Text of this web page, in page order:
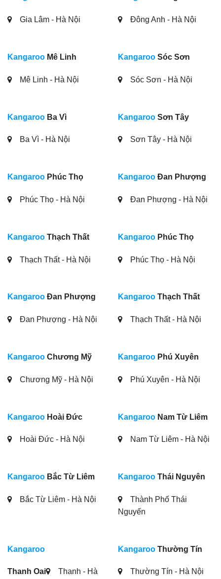
Gia Lâm - Hà Nội Đông Anh - Hà Nội
Kangaroo Mê Linh
Mê Linh - Hà Nội
Kangaroo Sóc Sơn
Sóc Sơn - Hà Nội
Kangaroo Ba Vì
Ba Vì - Hà Nội
Kangaroo Sơn Tây
Sơn Tây - Hà Nội
Kangaroo Phúc Thọ
Phúc Thọ - Hà Nội
Kangaroo Đan Phượng
Đan Phượng - Hà Nội
Kangaroo Thạch Thất
Thạch Thất - Hà Nội
Kangaroo Phúc Thọ
Phúc Thọ - Hà Nội
Kangaroo Đan Phượng
Đan Phượng - Hà Nội
Kangaroo Thạch Thất
Thạch Thất - Hà Nội
Kangaroo Chương Mỹ
Chương Mỹ - Hà Nội
Kangaroo Phú Xuyên
Phú Xuyên - Hà Nội
Kangaroo Hoài Đức
Hoài Đức - Hà Nội
Kangaroo Nam Từ Liêm
Nam Từ Liêm - Hà Nội
Kangaroo Bắc Từ Liêm
Bắc Từ Liêm - Hà Nội
Kangaroo Thái Nguyên
Thành Phố Thái
Nguyến
Kangaroo
Thanh Oai
Thanh - Hà
Kangaroo Thường Tín
Thường Tín - Hà Nội